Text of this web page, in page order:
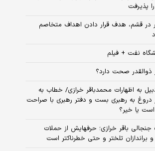
پذیرفت
در قشم، هدف قرار دادن اهداف متخاصم
نفت + فیلم
ذوالقدر صحت دارد؟
به اظهارات محمدباقر خرازی/ خطاب به
به رهبری بست و دفتر رهبری با صراحت
است یا خیر؟
باقر خرازی؛ حرفهایش از حملات
براندازان تلختر و حتی خطرناکتر است